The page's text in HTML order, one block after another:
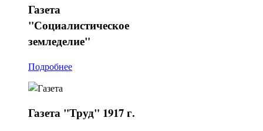
Газета
"Социалистическое
земледелие"
Подробнее
Газета "Труд" 1917 г.